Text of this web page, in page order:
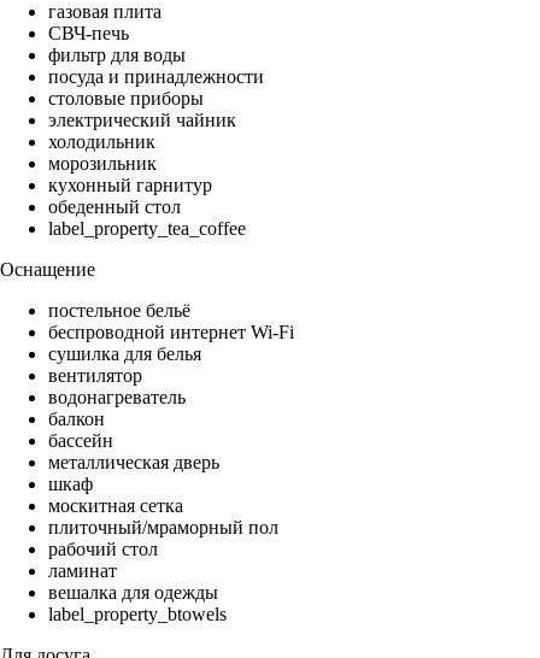
газовая плита
СВЧ-печь
фильтр для воды
посуда и принадлежности
столовые приборы
электрический чайник
холодильник
морозильник
кухонный гарнитур
обеденный стол
label_property_tea_coffee
Оснащение
постельное бельё
беспроводной интернет Wi-Fi
сушилка для белья
вентилятор
водонагреватель
балкон
бассейн
металлическая дверь
шкаф
москитная сетка
плиточный/мраморный пол
рабочий стол
ламинат
вешалка для одежды
label_property_btowels